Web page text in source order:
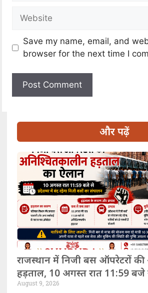
Save my name, email, and
browser for the next time I
और पढ़ें
राजस्थान में निजी बस ऑपरेटरों
हड़ताल, 10 अगस्त रात 11:59
संचालन बंद
August 9, 2026